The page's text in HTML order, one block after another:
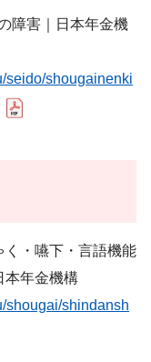
障害｜日本年金機
seido/shougainenki
・嚥下・言語機能
本年金機構
shougai/shindansh